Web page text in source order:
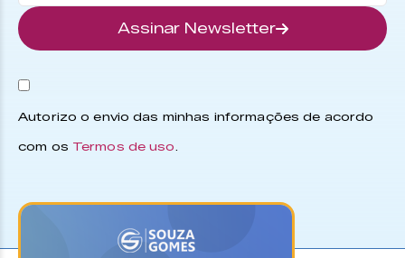
Assinar Newsletter
Autorizo o envio das minhas informações de acordo
com os Termos de uso.